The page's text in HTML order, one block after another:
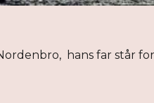
hans far står